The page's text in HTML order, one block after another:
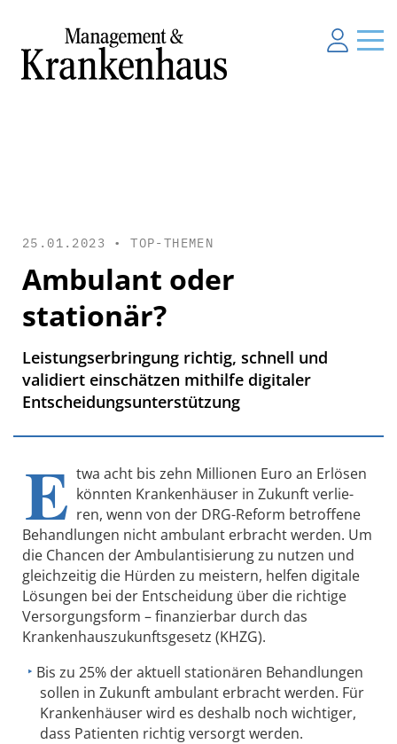
25.01.2023 •TOP-THEMEN
Ambulant oder
stationär?
Leistungserbringung richtig, schnell und
validiert einschätzen mithilfe digitaler
Entscheidungsunterstützung
E twa acht bis zehn Milli­o­nen Euro an Erlösen
könnten Kran­ken­häu­ser in Zukunft verlie­
ren, wenn von der DRG-Reform betrof­fene
Behand­lun­gen nicht ambu­lant erbracht werden. Um
die Chancen der Ambu­lan­ti­sie­rung zu nutzen und
gleich­zei­tig die Hürden zu meis­tern, helfen digi­tale
Lösun­gen bei der Entschei­dung über die rich­tige
Versor­gungs­form – finan­zier­bar durch das
Krankenhauszukunftsgesetz (KHZG).
Bis zu 25% der aktuell stationären Behandlungen
sollen in Zukunft ambulant erbracht werden. Für
Krankenhäuser wird es deshalb noch wichtiger,
dass Patienten richtig versorgt werden.